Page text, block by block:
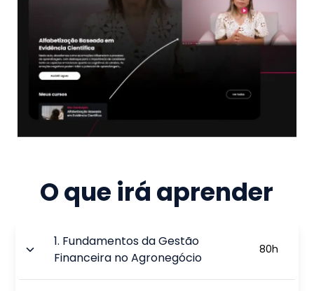
O que irá aprender
1. Fundamentos da Gestão
Financeira no Agronegócio
80h